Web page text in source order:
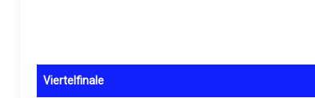
Viertelfinale